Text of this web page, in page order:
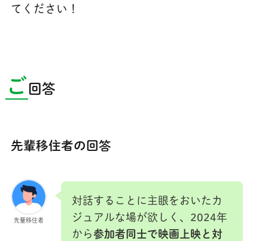
てください！
ご回答
先輩移住者の回答
先輩移住者
対話することに主眼をおいたカ
ジュアルな場が欲しく、2024年
から参加者同士で映画上映と対